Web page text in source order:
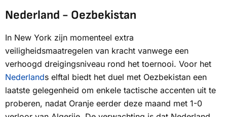
Nederland - Oezbekistan
In New York zijn momenteel extra
veiligheidsmaatregelen van kracht vanwege een
verhoogd dreigingsniveau rond het toernooi. Voor het
Nederlands elftal biedt het duel met Oezbekistan een
laatste gelegenheid om enkele tactische accenten uit te
proberen, nadat Oranje eerder deze maand met 1-0